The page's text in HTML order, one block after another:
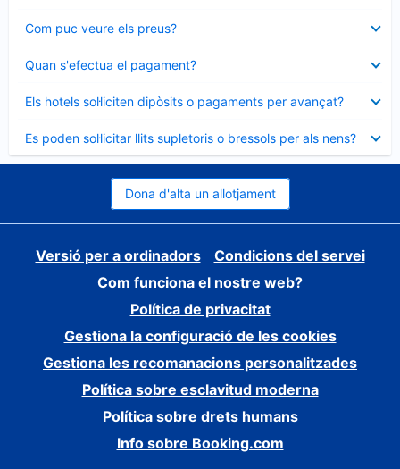
Com puc veure els preus?
tancat
Quan s'efectua el pagament?
tancat
Els hotels sol·liciten dipòsits o pagaments per avançat?
tancat
Es poden sol·licitar llits supletoris o bressols per als nens?
tancat
Dona d'alta un allotjament
Versió per a ordinadors
Condicions del servei
Com funciona el nostre web?
Política de privacitat
Gestiona la configuració de les cookies
Gestiona les recomanacions personalitzades
Política sobre esclavitud moderna
Política sobre drets humans
Info sobre Booking.com